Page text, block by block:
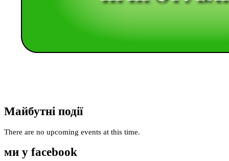
Майбутні події
There are no upcoming events at this time.
ми у facebook